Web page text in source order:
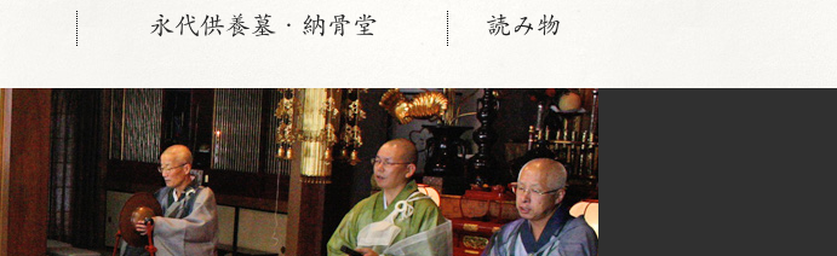
永代供養墓・納骨堂 読み物